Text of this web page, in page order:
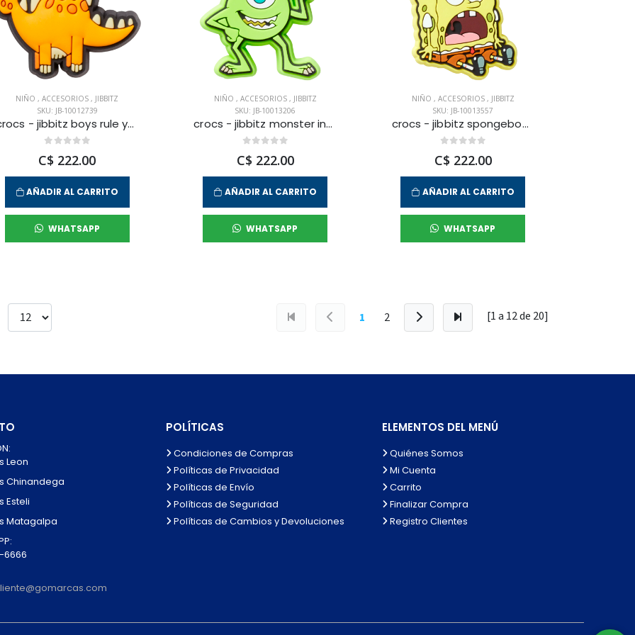
NIÑO,ACCESORIOS, JIBBITZ
SKU: JB-10012739
crocs - jibbitz boys rule yellow dino unisex
C$ 222.00
AÑADIR AL CARRITO
WHATSAPP
NIÑO , ACCESORIOS , JIBBITZ
SKU: JB-10013206
crocs - jibbitz monster inc mike unisex
C$ 222.00
AÑADIR AL CARRITO
WHATSAPP
NIÑO , ACCESORIOS , JIBBITZ
SKU: JB-10013557
crocs - jibbitz spongebob shock unisex
C$ 222.00
AÑADIR AL CARRITO
WHATSAPP
1 2 [1 a 12de 20]
Leon
Chinandega
Esteli
Matagalpa
6666
POLÍTICAS
Condiciones de Compras
Políticas de Privacidad
Políticas de Envío
Políticas de Seguridad
Políticas de Cambios y Devoluciones
ELEMENTOS DEL MENÚ
Quiénes Somos
Mi Cuenta
Carrito
Finalizar Compra
Registro Clientes